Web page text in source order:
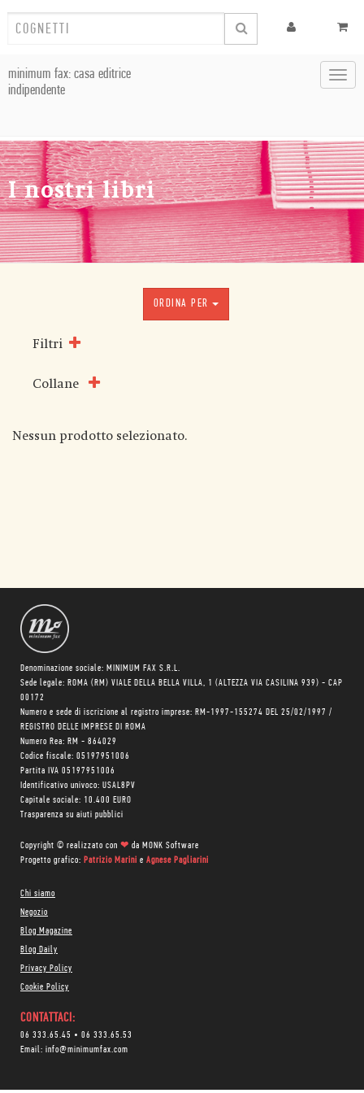
minimum fax: casa editrice
indipendente
I nostri libri
ORDINA PER
Filtri
Collane
Nessun prodotto selezionato.
Denominazione sociale: MINIMUM FAX S.R.L.
Sede legale: ROMA (RM) VIALE DELLA BELLA VILLA, 1 (ALTEZZA VIA CASILINA 939) - CAP
00172
Numero e sede di iscrizione al registro imprese: RM-1997-155274 DEL 25/02/1997 /
REGISTRO DELLE IMPRESE DI ROMA
Numero Rea: RM - 864029
Codice fiscale: 05197951006
Partita IVA 05197951006
Identificativo univoco: USAL8PV
Capitale sociale: 10.400 EURO
Trasparenza su aiuti pubblici
Copyright © realizzato con ❤ da MONK Software
Progetto grafico: Patrizio Marini e Agnese Pagliarini
Chi siamo
Negozio
Blog Magazine
Blog Daily
Privacy Policy
Cookie Policy
CONTATTACI:
06 333.65.45 • 06 333.65.53
Email: info@minimumfax.com